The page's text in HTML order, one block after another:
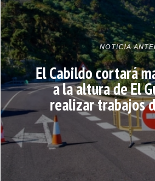
NOTICIA
El Cabildo cortará
a la altura de El
realizar trabajos